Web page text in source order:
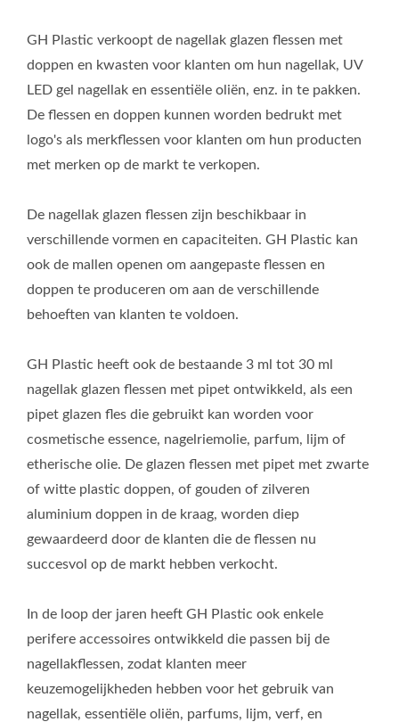
GH Plastic verkoopt de nagellak glazen flessen met
doppen en kwasten voor klanten om hun nagellak, UV
LED gel nagellak en essentiële oliën, enz. in te pakken.
De flessen en doppen kunnen worden bedrukt met
logo's als merkflessen voor klanten om hun producten
met merken op de markt te verkopen.
De nagellak glazen flessen zijn beschikbaar in
verschillende vormen en capaciteiten. GH Plastic kan
ook de mallen openen om aangepaste flessen en
doppen te produceren om aan de verschillende
behoeften van klanten te voldoen.
GH Plastic heeft ook de bestaande 3 ml tot 30 ml
nagellak glazen flessen met pipet ontwikkeld, als een
pipet glazen fles die gebruikt kan worden voor
cosmetische essence, nagelriemolie, parfum, lijm of
etherische olie. De glazen flessen met pipet met zwarte
of witte plastic doppen, of gouden of zilveren
aluminium doppen in de kraag, worden diep
gewaardeerd door de klanten die de flessen nu
succesvol op de markt hebben verkocht.
In de loop der jaren heeft GH Plastic ook enkele
perifere accessoires ontwikkeld die passen bij de
nagellakflessen, zodat klanten meer
keuzemogelijkheden hebben voor het gebruik van
nagellak, essentiële oliën, parfums, lijm, verf, en